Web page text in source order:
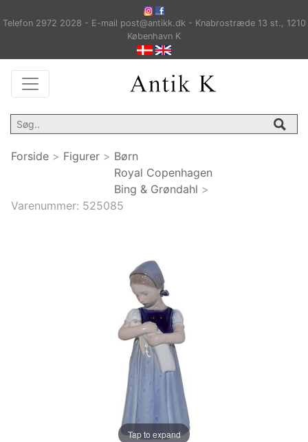
Telefon 2972 2028 - E-mail post@antikk.dk - Knabrostræde 13 st., 1210
København K
Forside > Figurer > Børn
Royal Copenhagen
Bing & Grøndahl >
Varenummer: 525085
Tap to expand